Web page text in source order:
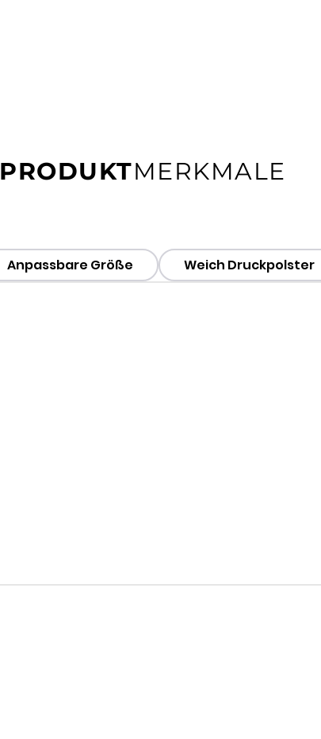
PRODUKTMERKMALE
Anpassbare Größe Weich Druckpolster